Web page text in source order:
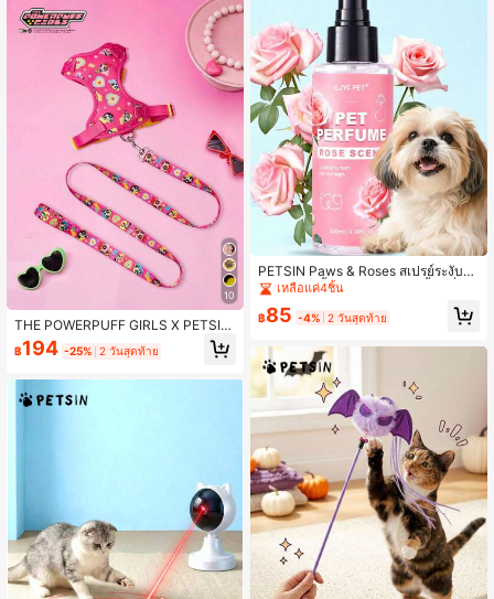
10
THE POWERPUFF GIRLS X PETSIN
1 ชุด สายรัดอกสุนัขพิมพ์ลายการ์ตูนพร้
อมสายจูง, สีชมพูพื้นฐานพร้อมหัวเข็มขั
สำหรับสุนัขสำหรับการเดินเล่นประจำวั
฿194 -25% 2 วันสุดท้าย
PETSIN Paws & Roses สเปรย์ระงับกลิ่
นกายสัตว์เลี้ยงแบบไม่ต้องใช้น้ำ กลิ่นกุ
ห้เกิดอาการแพ้ สำหรับสุนัขและแมว | เ
การอาบน้ำ
เหลือแค่4ชิ้น
฿85 -4% 2 วันสุดท้าย